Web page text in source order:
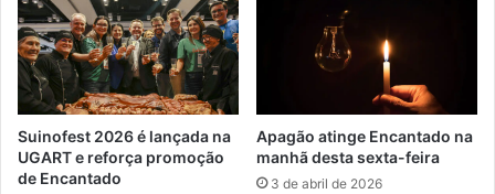
Suinofest 2026 é lançada na
UGART e reforça promoção
de Encantado
Apagão atinge Encantado na
manhã desta sexta-feira
3 de abril de 2026